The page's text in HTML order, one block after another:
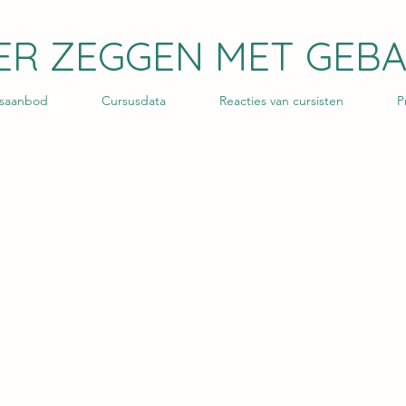
ZEGGEN MET
Cursusdata Reacties van cursisten